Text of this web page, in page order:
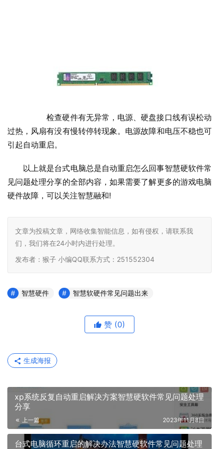
过热，风扇有没有慢转停转现象。电源故障和电压不稳也可
引起自动重启。
以上就是台式电脑总是自动重启怎么回事智慧硬软件常
见问题处理分享的全部内容，如果需要了解更多的游戏电脑
硬件故障，可以关注智慧融和
文章为投稿文章，网络收集智能信息，如有侵权，请联系我
们，我们将在24小时内进行处理。
发布者：猴子 小编QQ联系方式：251552304
智慧硬件 智慧软硬件常见问题出来
赞 (0)
生成海报
xp系统反复自动重启解决方案智慧硬软件常见问题处理
分享
上一篇 2023年11月8日
台式电脑循环重启的解决办法智慧硬软件常见问题处理